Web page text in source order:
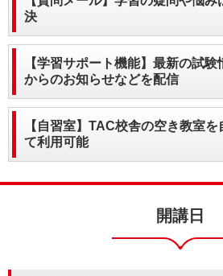
決
【学習サポート機能】最新の試験
からのお知らせなどを配信
【自習室】TAC校舎の空き教室を
て利用可能
開講日